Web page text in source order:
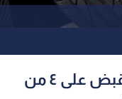
الأمن: مواطن يسهم في القبض على ٤ من